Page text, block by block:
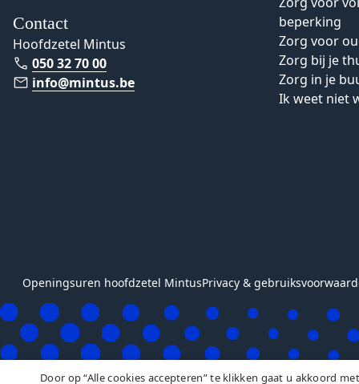
Contact
Hoofdzetel Mintus
050 32 70 00
info@mintus.be
beperking
Zorg voor
Zorg bij je
Zorg in je
Ik weet niet
Voet
Openingsuren hoofdzetel MintusPrivacy &
Door op “Alle cookies accepteren” te klikken gaat u akkoord